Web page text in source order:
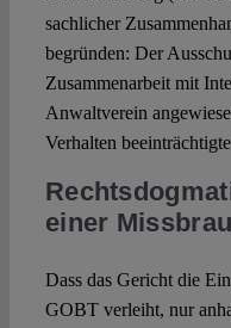
sachlicher
begründen: Der
Zusammenarbeit mit
Anwaltverein
Verhalten
einer
Dass das Gericht die
GOBT verleiht, nur